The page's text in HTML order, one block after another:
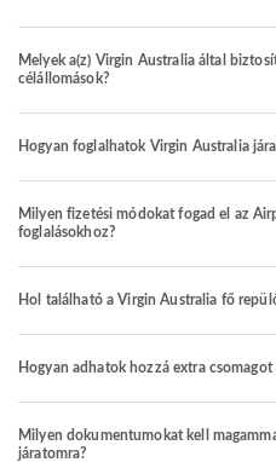
Melyek a(z) Virgin Australia által
célállomások?
Hogyan foglalhatok Virgin Australia
Milyen fizetési módokat fogad el az
foglalásokhoz?
Hol található a Virgin Australia fő
Hogyan adhatok hozzá extra
Milyen dokumentumokat kell
járatomra?